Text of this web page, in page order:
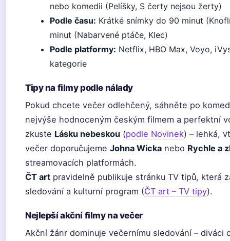
nebo komedii (Pelíšky, S čerty nejsou žerty)
Podle času: Krátké snímky do 90 minut
minut (Nabarvené ptáče, Klec)
Podle platformy: Netflix, HBO Max, Voyo,
kategorie
Tipy na filmy podle nálady
Pokud chcete večer odlehčený, sáhněte po
nejvýše hodnoceným českým filmem a perfektní
zkuste Lásku nebeskou (podle Novinek) – lehká,
večer doporučujeme Johna Wicka nebo Rychle a
streamovacích platformách.
ČT art pravidelně publikuje stránku TV tipů, která
sledování a kulturní program (ČT art – TV tipy).
Nejlepší akční filmy na večer
Akční žánr dominuje večernímu sledování –